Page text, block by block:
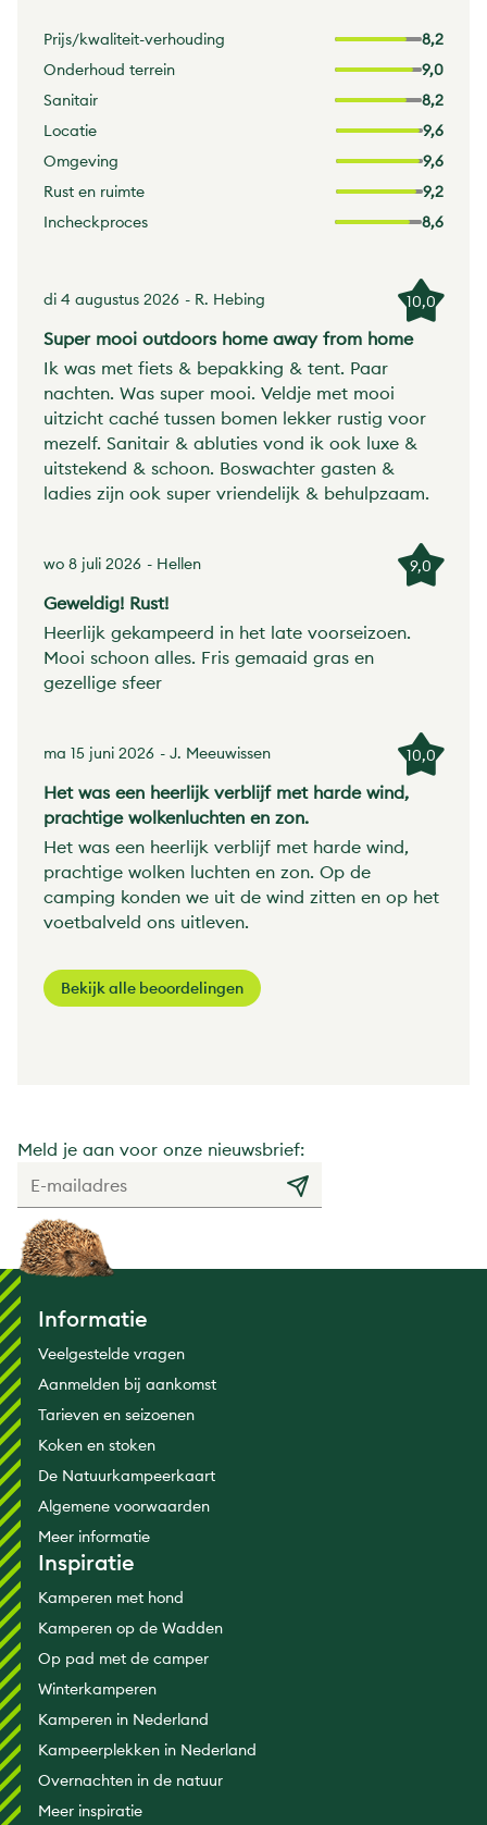
Prijs/kwaliteit-verhouding
8,2
Onderhoud terrein
9,0
Sanitair
8,2
Locatie
9,6
Omgeving
9,6
Rust en ruimte
9,2
Incheckproces
8,6
di 4 augustus 2026 - R. Hebing 10,0
Super mooi outdoors home away from home
Ik was met fiets & bepakking & tent. Paar
nachten. Was super mooi. Veldje met mooi
uitzicht caché tussen bomen lekker rustig voor
mezelf. Sanitair & abluties vond ik ook luxe &
uitstekend & schoon. Boswachter gasten &
ladies zijn ook super vriendelijk & behulpzaam.
wo 8 juli 2026 - Hellen 9,0
Geweldig! Rust!
Heerlijk gekampeerd in het late voorseizoen.
Mooi schoon alles. Fris gemaaid gras en
gezellige sfeer
ma 15 juni 2026 - J. Meeuwissen 10,0
Het was een heerlijk verblijf met harde wind,
prachtige wolkenluchten en zon.
Het was een heerlijk verblijf met harde wind,
prachtige wolken luchten en zon. Op de
camping konden we uit de wind zitten en op het
voetbalveld ons uitleven.
Bekijk alle beoordelingen
Meld je aan voor onze nieuwsbrief:
Informatie
Veelgestelde vragen
Aanmelden bij aankomst
Tarieven en seizoenen
Koken en stoken
De Natuurkampeerkaart
Algemene voorwaarden
Meer informatie
Inspiratie
Kamperen met hond
Kamperen op de Wadden
Op pad met de camper
Winterkamperen
Kamperen in Nederland
Kampeerplekken in Nederland
Overnachten in de natuur
Meer inspiratie